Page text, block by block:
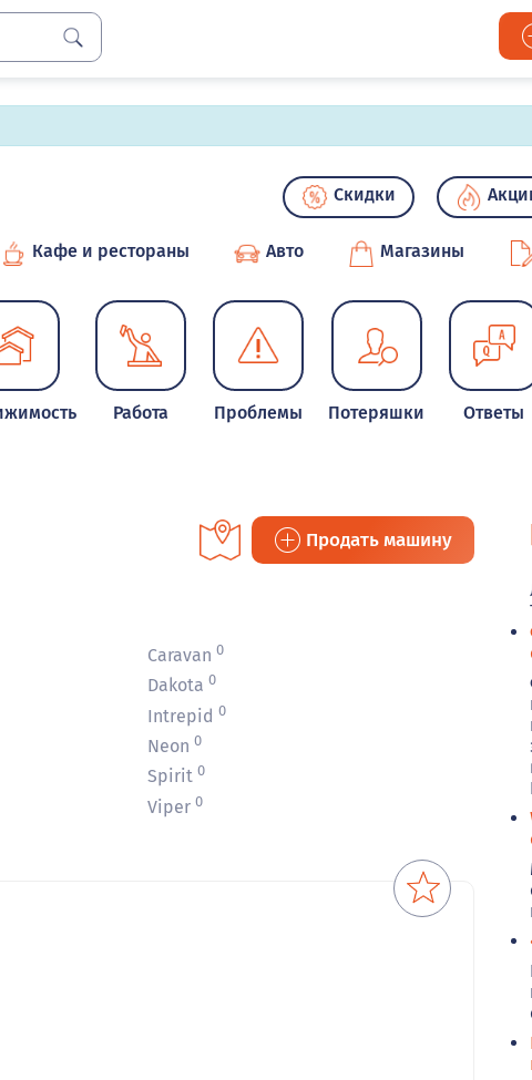
Скидки
Кафе и рестораны Авто Магазины
Работа Проблемы Потеряшки Ответы
Продать машину
Caravan 0
Dakota 0
Intrepid 0
Neon 0
Spirit 0
Viper 0